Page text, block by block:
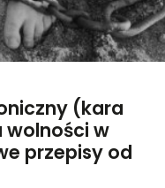
(kara
wolności w
przepisy od